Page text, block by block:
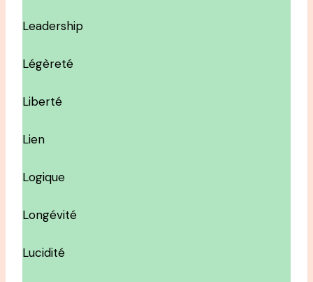
Leadership
Légèreté
Liberté
Lien
Logique
Longévité
Lucidité